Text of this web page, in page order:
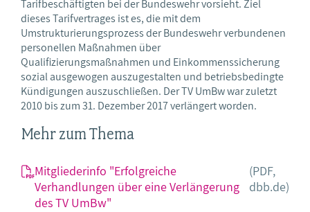
Tarifbeschäftigten bei der Bundeswehr vorsieht. Ziel
dieses Tarifvertrages ist es, die mit dem
Umstrukturierungsprozess der Bundeswehr verbundenen
personellen Maßnahmen über
Qualifizierungsmaßnahmen und Einkommenssicherung
sozial ausgewogen auszugestalten und betriebsbedingte
Kündigungen auszuschließen. Der TV UmBw war zuletzt
2010 bis zum 31. Dezember 2017 verlängert worden.
Mehr zum Thema
Mitgliederinfo "Erfolgreiche
Verhandlungen über eine Verlängerung
des TV UmBw"
(PDF,
dbb.de)